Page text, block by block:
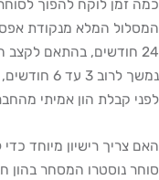
כמה זמן לוקח להפוך
24 חודשים, בהתאם
נמשך לרוב
לפני קבלת הון אמיתי
האם צריך רישיון מיוחד
סוחר נוסטרו המסחר בהון